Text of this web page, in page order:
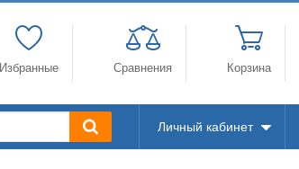
Избранные Сравнения Корзина
Личный кабинет